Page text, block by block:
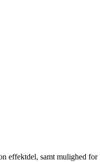
effektdel, samt mulighed